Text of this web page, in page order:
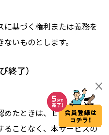
に基づく権利または義務を
いものとします。
終了）
たときは、ＥＴＣＸ会員
ることなく、本サービスの